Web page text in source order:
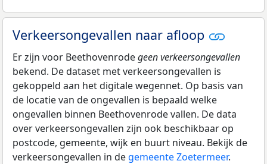
Verkeersongevallen naar afloop
Er zijn voor Beethovenrodegeen verkeersongevallen
bekend. De dataset met verkeersongevallen is
gekoppeld aan het digitale wegennet. Op basis van
de locatie van de ongevallen is bepaald welke
ongevallen binnen Beethovenrode vallen. De data
over verkeersongevallen zijn ook beschikbaar op
postcode, gemeente, wijk en buurt niveau. Bekijk de
verkeersongevallen in de gemeente Zoetermeer.